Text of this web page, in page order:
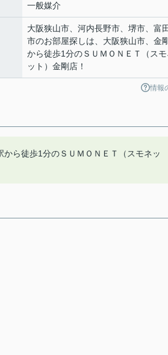
一般媒介
大阪狭山市、河内長野市、堺市、富
市のお部屋探しは、大阪狭山市、金
から徒歩1分のＳＵＭＯＮＥＴ（ス
ット）金剛店！
情報
ら徒歩1分のＳＵＭＯＮＥＴ（スモネッ